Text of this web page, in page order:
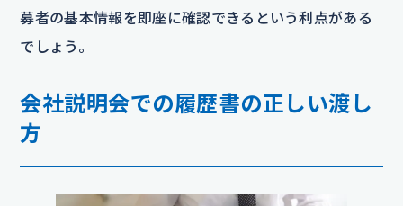
募者の基本情報を即座に確認できるという利点がある
でしょう。
会社説明会での履歴書の正しい渡し
方